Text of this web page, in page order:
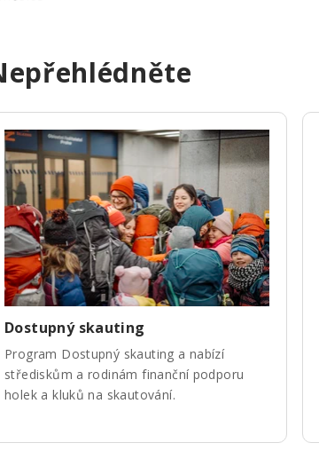
Dostupný skauting
Program Dostupný skauting a nabízí
střediskům a rodinám finanční podporu
holek a kluků na skautování.